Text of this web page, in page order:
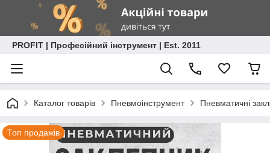
PROFIT | Професійний інструмент | Est. 2011
Каталог товарів Пневмоінструмент Пневматичні
Топ продажів